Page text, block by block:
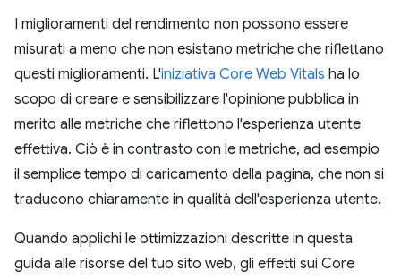
I miglioramenti del rendimento non possono essere
misurati a meno che non esistano metriche che riflettano
questi miglioramenti. L'iniziativa Core Web Vitals ha lo
scopo di creare e sensibilizzare l'opinione pubblica in
merito alle metriche che riflettono l'esperienza utente
effettiva. Ciò è in contrasto con le metriche, ad esempio
il semplice tempo di caricamento della pagina, che non si
traducono chiaramente in qualità dell'esperienza utente.
Quando applichi le ottimizzazioni descritte in questa
guida alle risorse del tuo sito web, gli effetti sui Core